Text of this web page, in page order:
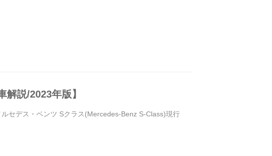
説/2023年版】
セデス・ベンツ Sクラス(Mercedes-Benz S-Class)現行